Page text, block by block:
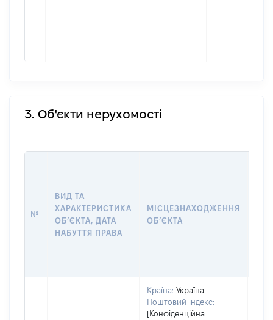
3. Об'єкти нерухомості
№
ВИД ТА
ХАРАКТЕРИСТИКА
ОБʼЄКТА, ДАТА
НАБУТТЯ ПРАВА
МІСЦЕЗНАХОДЖЕННЯ
ОБʼЄКТА
Країна: Україна
Поштовий індекс:
[Конфіденційна